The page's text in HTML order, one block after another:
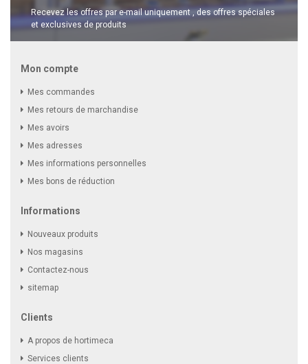
Recevez les offres par e-mail uniquement , des offres spéciales
et exclusives de produits
Mon compte
Mes commandes
Mes retours de marchandise
Mes avoirs
Mes adresses
Mes informations personnelles
Mes bons de réduction
Informations
Nouveaux produits
Nos magasins
Contactez-nous
sitemap
Clients
A propos de hortimeca
Services clients